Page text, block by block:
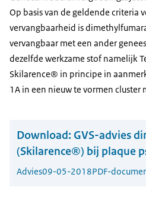
Op basis van de geldende criteria
vervangbaarheid is
vervangbaar met een ander
dezelfde werkzame stof namelijk
Skilarence® in principe in
1A in een nieuw te vormen cluster
Download: GVS-advies
(Skilarence®) bij plaque
Advies09-05-2018PDF-